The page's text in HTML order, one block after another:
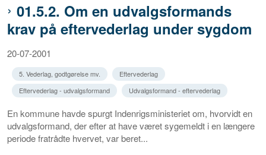
01.5.2. Om en udvalgsformands
krav på eftervederlag under sygdom
20-07-2001
5. Vederlag, godtgørelse mv.
Eftervederlag
Eftervederlag - udvalgsformand
Udvalgsformand - eftervederlag
En kommune havde spurgt Indenrigsministeriet om, hvorvidt en
udvalgsformand, der efter at have været sygemeldt i en længere
periode fratrådte hvervet, var beret...